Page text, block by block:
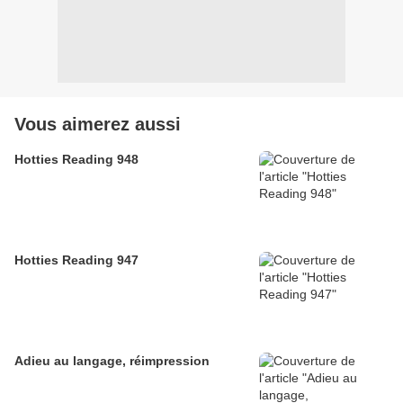
Vous aimerez aussi
Hotties Reading 948
Hotties Reading 947
Adieu au langage, réimpression